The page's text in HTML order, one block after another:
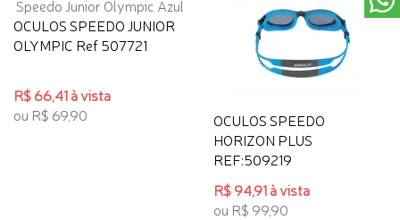
OCULOS SPEEDO JUNIOR
OLYMPIC Ref 507721
R$ 66,41 à vista
ou R$ 69,90
OCULOS SPEEDO
HORIZON PLUS
REF:509219
R$ 94,91 à vista
ou R$ 99,90